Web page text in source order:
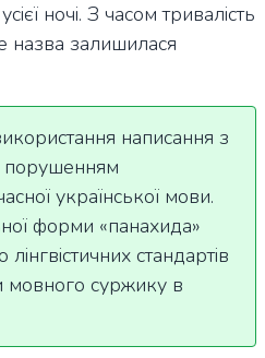
ночі. З часом тривалість
назва залишилася
написання з
порушенням
української мови.
форми «панахида»
стандартів
мовного суржику в